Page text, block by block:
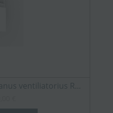
ventiliatorius R...